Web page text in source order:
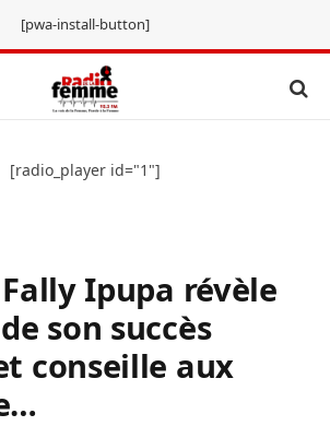
[pwa-install-button]
[radio_player id="1"]
Ipupa révèle
son succès
conseille aux